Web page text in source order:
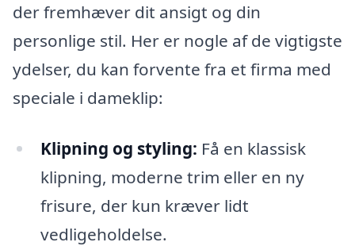
der fremhæver dit ansigt og din
personlige stil. Her er nogle af de vigtigste
ydelser, du kan forvente fra et firma med
speciale i dameklip:
Klipning og styling: Få en klassisk
klipning, moderne trim eller en ny
frisure, der kun kræver lidt
vedligeholdelse.